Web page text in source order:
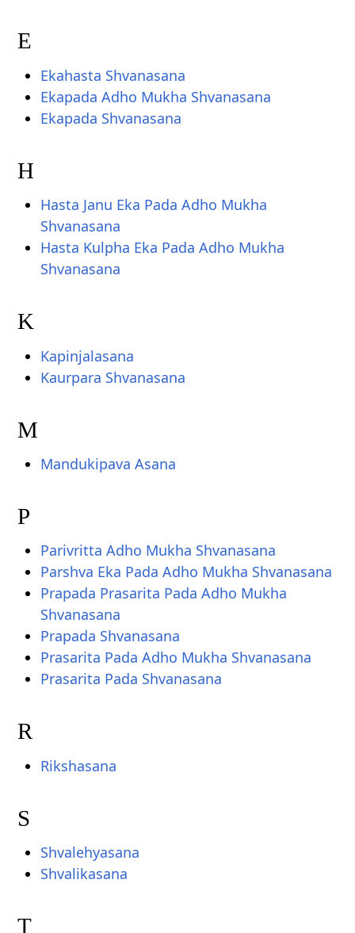
E
Ekahasta Shvanasana
Ekapada Adho Mukha Shvanasana
Ekapada Shvanasana
H
Hasta Janu Eka Pada Adho Mukha
Shvanasana
Hasta Kulpha Eka Pada Adho Mukha
Shvanasana
K
Kapinjalasana
Kaurpara Shvanasana
M
Mandukipava Asana
P
Parivritta Adho Mukha Shvanasana
Parshva Eka Pada Adho Mukha Shvanasana
Prapada Prasarita Pada Adho Mukha
Shvanasana
Prapada Shvanasana
Prasarita Pada Adho Mukha Shvanasana
Prasarita Pada Shvanasana
R
Rikshasana
S
Shvalehyasana
Shvalikasana
T